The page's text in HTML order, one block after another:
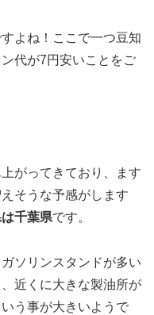
よね！ここで一つ豆知
代が7円安いことをご
がってきており、ます
そうな予感がします
千葉県です。
ソリンスタンドが多い
近くに大きな製油所が
う事が大きいようで